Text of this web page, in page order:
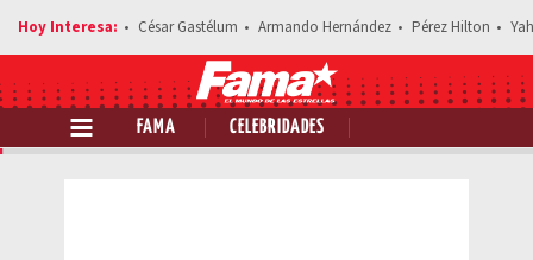
César Gastélum Armando Hernández Pérez Hilton
FAMA CELEBRIDADES
Comparte esta noticia